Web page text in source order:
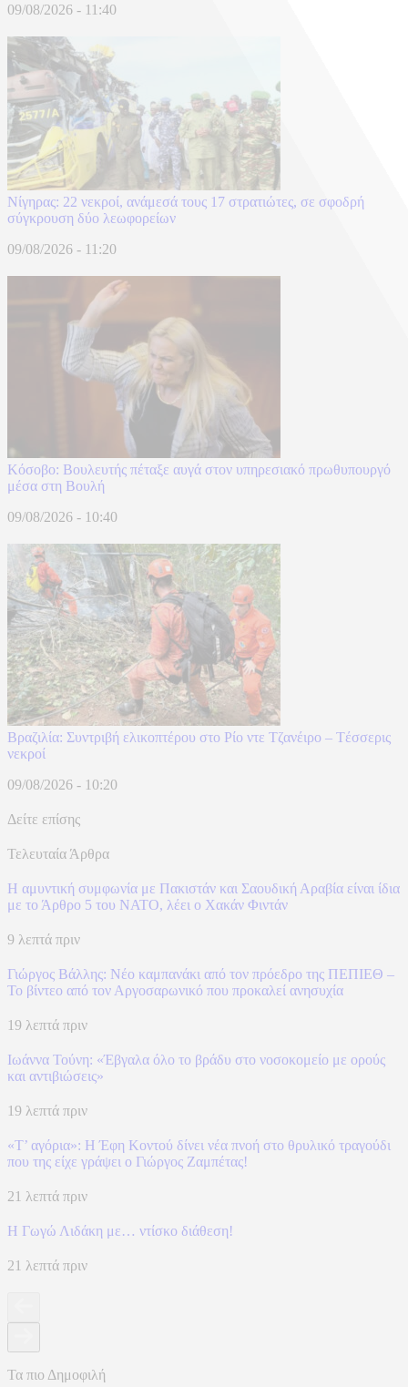
09/08/2026 - 11:40
Νίγηρας: 22 νεκροί, ανάμεσά τους 17 στρατιώτες, σε σφοδρή
σύγκρουση δύο λεωφορείων
09/08/2026 - 11:20
Κόσοβο: Βουλευτής πέταξε αυγά στον υπηρεσιακό πρωθυπουργό
μέσα στη Βουλή
09/08/2026 - 10:40
Βραζιλία: Συντριβή ελικοπτέρου στο Ρίο ντε Τζανέιρο – Tέσσερις
νεκροί
09/08/2026 - 10:20
Δείτε επίσης
Τελευταία Άρθρα
Η αμυντική συμφωνία με Πακιστάν και Σαουδική Αραβία είναι ίδια
με το Άρθρο 5 του ΝΑΤΟ, λέει ο Χακάν Φιντάν
9 λεπτά πριν
Γιώργος Βάλλης: Νέο καμπανάκι από τον πρόεδρο της ΠΕΠΙΕΘ –
Το βίντεο από τον Αργοσαρωνικό που προκαλεί ανησυχία
19 λεπτά πριν
Ιωάννα Τούνη: «Έβγαλα όλο το βράδυ στο νοσοκομείο με ορούς
και αντιβιώσεις»
19 λεπτά πριν
«Τ’ αγόρια»: Η Έφη Κοντού δίνει νέα πνοή στο θρυλικό τραγούδι
που της είχε γράψει ο Γιώργος Ζαμπέτας!
21 λεπτά πριν
Η Γωγώ Λιδάκη με… ντίσκο διάθεση!
21 λεπτά πριν
Τα πιο Δημοφιλή